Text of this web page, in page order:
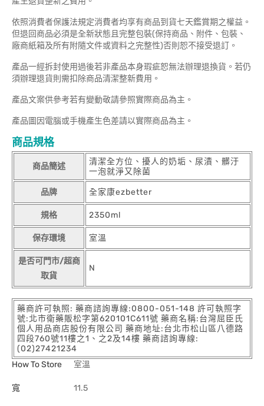
依照消費者保護法規定消費者均享有商品到貨七天鑑賞期之權益。
但退回商品必須是全新狀態且完整包裝(保持商品、附件、包裝、
廠商紙箱及所有附隨文件或資料之完整性)否則恕不接受退訂。
產品一經拆封使用過後若非產品本身瑕疵恕無法辦理退換貨。若仍
須辦理退貨則需扣除商品清潔整新費用。
產品文案供參考若有變動敬請參照實際商品為主。
產品圖因電腦或手機產生色差請以實際商品為主。
商品規格
商品簡述
清潔全方位、擾人的奶垢、尿漬、髒汙
一泡就淨又除菌
品牌 全家康ezbetter
規格 2350ml
保存環境 室溫
是否可門市/超商
取貨
N
藥商許可執照: 藥商諮詢專線:0800-051-148 許可執照字
號:北市衛藥販松字第620101C611號 藥商名稱:台灣屈臣氏
個人用品商店股份有限公司 藥商地址:台北市松山區八德路
四段760號11樓之1、之2及14樓 藥商諮詢專線:
(02)27421234
How To Store
室溫
寬 11.5